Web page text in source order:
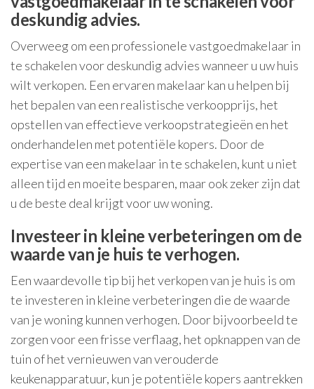
deskundig advies.
Overweeg om een professionele vastgoedmakelaar in
te schakelen voor deskundig advies wanneer u uw huis
wilt verkopen. Een ervaren makelaar kan u helpen bij
het bepalen van een realistische verkoopprijs, het
opstellen van effectieve verkoopstrategieën en het
onderhandelen met potentiële kopers. Door de
expertise van een makelaar in te schakelen, kunt u niet
alleen tijd en moeite besparen, maar ook zeker zijn dat
u de beste deal krijgt voor uw woning.
Investeer in kleine verbeteringen om de
waarde van je huis te verhogen.
Een waardevolle tip bij het verkopen van je huis is om
te investeren in kleine verbeteringen die de waarde
van je woning kunnen verhogen. Door bijvoorbeeld te
zorgen voor een frisse verflaag, het opknappen van de
tuin of het vernieuwen van verouderde
keukenapparatuur, kun je potentiële kopers aantrekken